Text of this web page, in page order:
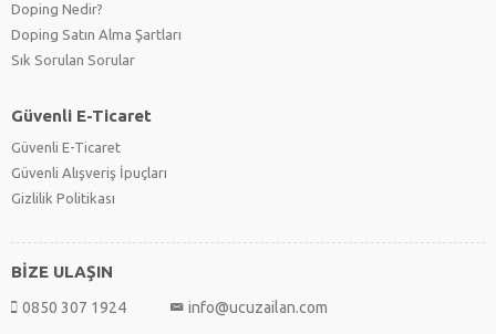
Doping Nedir?
Doping Satın Alma Şartları
Sık Sorulan Sorular
Güvenli E-Ticaret
Güvenli E-Ticaret
Güvenli Alışveriş İpuçları
Gizlilik Politikası
BİZE ULAŞIN
0850 307 1924 info@ucuzailan.com